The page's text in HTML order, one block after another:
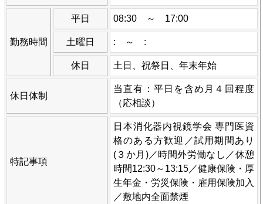
勤務時間
平日 08:30 ～ 17:00
土曜日 : ～ :
休日 土日、祝祭日、年末年始
休日体制
当直有：平日を含め月４回程度
（応相談）
特記事項
日本消化器内視鏡学会 専門医資
格のある方歓迎／試用期間あり
(３か月)／時間外労働なし／休憩
時間12:30～13:15／健康保険・厚
生年金・労災保険・雇用保険加入
／敷地内全面禁煙